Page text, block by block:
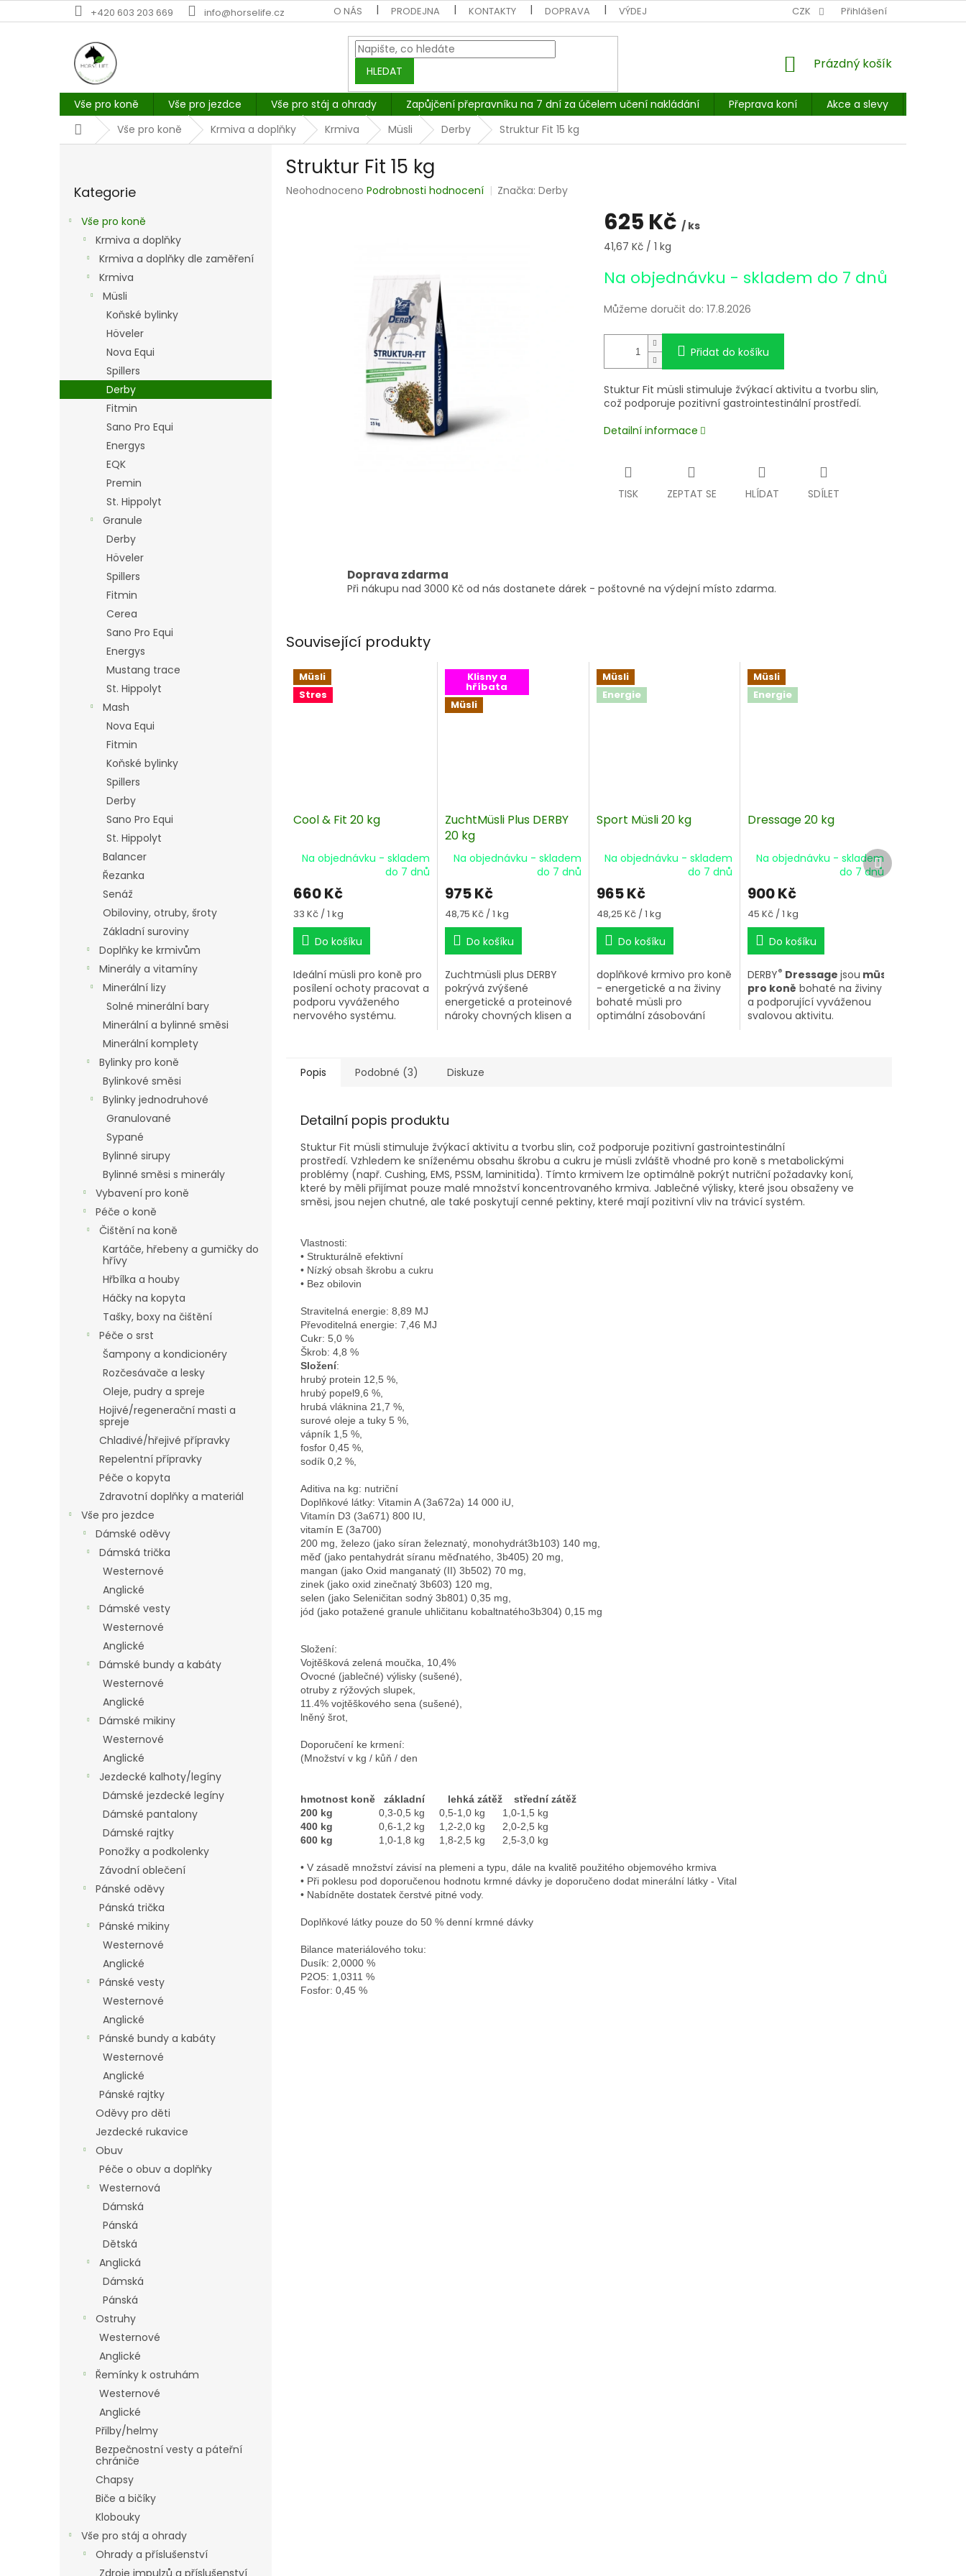
na
+420 603 203 669 info@horselife.cz O NÁS PRODEJNA KONTAKTY DOPRAVA VÝDEJNÍ MÍSTO: BALÍKOVNA, PPL, GLS, SUPERVÝDEJNY, UPS
CZK Přihlášení
HLEDAT
NÁKUPNÍ
Prázdný košík
Vše pro koně Vše pro jezdce Vše pro stáj a ohrady Zapůjčení přepravníku na 7 dní za účelem učení nakládání Přeprava koní Akce a slevy
DomůVše pro koně Krmiva a doplňky Krmiva Müsli Derby Struktur Fit 15 kg
kategorie
Kategorie
Vše pro koně
Krmiva a doplňky
Krmiva a doplňky dle zaměření
Krmiva
Müsli
Koňské bylinky
Höveler
Nova Equi
Spillers
Derby
Fitmin
Sano Pro Equi
Energys
EQK
Premin
St. Hippolyt
Granule
Derby
Höveler
Spillers
Fitmin
Cerea
Sano Pro Equi
Energys
Mustang trace
St. Hippolyt
Mash
Nova Equi
Fitmin
Koňské bylinky
Spillers
Derby
Sano Pro Equi
St. Hippolyt
Balancer
Řezanka
Senáž
Obiloviny, otruby, šroty
Základní suroviny
Doplňky ke krmivům
Minerály a vitamíny
Minerální lizy
Solné minerální bary
Minerální a bylinné směsi
Minerální komplety
Bylinky pro koně
Bylinkové směsi
Bylinky jednodruhové
Granulované
Sypané
Bylinné sirupy
Bylinné směsi s minerály
Vybavení pro koně
Péče o koně
Čištění na koně
Kartáče, hřebeny a gumičky do
hřívy
Hřbílka a houby
Háčky na kopyta
Tašky, boxy na čištění
Péče o srst
Šampony a kondicionéry
Rozčesávače a lesky
Oleje, pudry a spreje
Hojivé/regenerační masti a
spreje
Chladivé/hřejivé přípravky
Repelentní přípravky
Péče o kopyta
Zdravotní doplňky a materiál
Vše pro jezdce
Dámské oděvy
Dámská trička
Westernové
Anglické
Dámské vesty
Westernové
Anglické
Dámské bundy a kabáty
Westernové
Anglické
Dámské mikiny
Westernové
Anglické
Jezdecké kalhoty/legíny
Dámské jezdecké legíny
Dámské pantalony
Dámské rajtky
Ponožky a podkolenky
Závodní oblečení
Pánské oděvy
Pánská trička
Pánské mikiny
Westernové
Anglické
Pánské vesty
Westernové
Anglické
Pánské bundy a kabáty
Westernové
Anglické
Pánské rajtky
Oděvy pro děti
Jezdecké rukavice
Obuv
Péče o obuv a doplňky
Westernová
Dámská
Pánská
Dětská
Anglická
Dámská
Pánská
Ostruhy
Westernové
Anglické
Řemínky k ostruhám
Westernové
Anglické
Přilby/helmy
Bezpečnostní vesty a páteřní
chrániče
Chapsy
Biče a bičíky
Klobouky
Vše pro stáj a ohrady
Ohrady a příslušenství
Zdroje impulzů a příslušenství
Struktur Fit 15 kg
Průměrné
Neohodnoceno Podrobnosti hodnocení Značka:Derby
625 Kč / ks
Měrná
41,67 Kč / 1 kg
Na objednávku - skladem do 7 dnů
Můžeme doručit do: 17.8.2026
Přidat do košíku
Stuktur Fit müsli stimuluje žvýkací aktivitu a tvorbu slin,
což podporuje pozitivní gastrointestinální prostředí.
Detailní informace
TISK ZEPTAT SE HLÍDAT SDÍLET
Doprava zdarma
Při nákupu nad 3000 Kč od nás dostanete dárek - poštovné na výdejní místo zdarma.
Související produkty
Müsli
Stres
Cool & Fit 20 kg
Na objednávku - skladem
do 7 dnů
660 Kč
Měrná
cena:
33 Kč / 1 kg
Do košíku
Ideální müsli pro koně pro
posílení ochoty pracovat a
podporu vyváženého
nervového systému.
Klisny a
hříbata
Müsli
ZuchtMüsli Plus DERBY
20 kg
Na objednávku - skladem
do 7 dnů
975 Kč
Měrná
cena:
48,75 Kč / 1 kg
Do košíku
Zuchtmüsli plus DERBY
pokrývá zvýšené
energetické a proteinové
nároky chovných klisen a
Müsli
Energie
Sport Müsli 20 kg
Na objednávku - skladem
do 7 dnů
965 Kč
Měrná
cena:
48,25 Kč / 1 kg
Do košíku
doplňkové krmivo pro koně
- energetické a na živiny
bohaté müsli pro
optimální zásobování
Müsli
Energie
Dressage 20 kg
Na objednávku - skladem
do 7 dnů
900 Kč
Měrná
cena:
45 Kč / 1 kg
Do košíku
DERBY® Dressagejsou müsli
pro koně bohaté na živiny
a podporující vyváženou
svalovou aktivitu.
Další
produkt
Popis Podobné (3) Diskuze
Detailní popis produktu
Stuktur Fit müsli stimuluje žvýkací aktivitu a tvorbu slin, což podporuje pozitivní gastrointestinální
prostředí. Vzhledem ke sníženému obsahu škrobu a cukru je müsli zvláště vhodné pro koně s metabolickými
problémy (např. Cushing, EMS, PSSM, laminitida). Tímto krmivem lze optimálně pokrýt nutriční požadavky koní,
které by měli přijímat pouze malé množství koncentrovaného krmiva. Jablečné výlisky, které jsou obsaženy ve
směsi, jsou nejen chutné, ale také poskytují cenné pektiny, které mají pozitivní vliv na trávicí systém.
Vlastnosti:
• Strukturálně efektivní
• Nízký obsah škrobu a cukru
Stravitelná energie: 8,89 MJ
Převoditelná energie: 7,46 MJ
Cukr: 5,0 %
Složení:
hrubý protein 12,5 %,
hrubý popel9,6 %,
hrubá vláknina 21,7 %,
surové oleje a tuky 5 %,
vápník 1,5 %,
fosfor 0,45 %,
Aditiva na kg: nutriční
Doplňkové látky: Vitamin A (3a672a) 14 000 iU,
Vitamín D3 (3a671) 800 IU,
vitamín E (3a700)
200 mg, železo (jako síran železnatý, monohydrát3b103) 140 mg,
měď (jako pentahydrát síranu měďnatého, 3b405) 20 mg,
mangan (jako Oxid manganatý (II) 3b502) 70 mg,
zinek (jako oxid zinečnatý 3b603) 120 mg,
selen (jako Seleničitan sodný 3b801) 0,35 mg,
jód (jako potažené granule uhličitanu kobaltnatého3b304) 0,15 mg
Složení:
Vojtěšková zelená moučka, 10,4%
Ovocné (jablečné) výlisky (sušené),
otruby z rýžových slupek,
11.4% vojtěškového sena (sušené),
Doporučení ke krmení:
(Množství v kg / kůň / den
hmotnost koně   základní        lehká zátěž    střední zátěž
200 kg
400 kg
600 kg
• V zásadě množství závisí na plemeni a typu, dále na kvalitě použitého objemového krmiva
• Při poklesu pod doporučenou hodnotu krmné dávky je doporučeno dodat minerální látky - Vital
• Nabídněte dostatek čerstvé pitné vody.
Doplňkové látky pouze do 50 % denní krmné dávky
Bilance materiálového toku:
Dusík: 2,0000 %
P2O5: 1,0311 %
Fosfor: 0,45 %